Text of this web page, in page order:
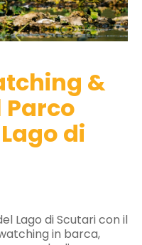
&
di
Lago di Scutari con il
in barca,